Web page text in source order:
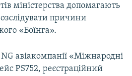
міністерства допомагають
причини
«Боїнга».
авіакомпанії «Міжнародні
PS752, реєстраційний